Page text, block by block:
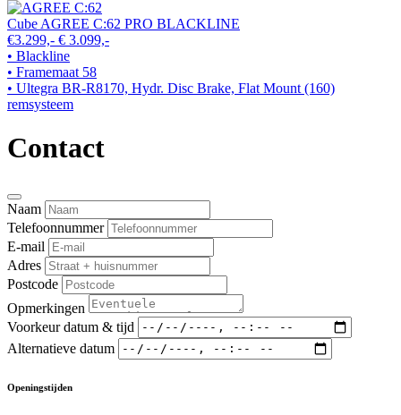
Cube AGREE C:62 PRO BLACKLINE
€3.299,- € 3.099,-
• Blackline
• Framemaat 58
• Ultegra BR-R8170, Hydr. Disc Brake, Flat Mount (160)
remsysteem
Contact
Naam
Telefoonnummer
E-mail
Adres
Postcode
Opmerkingen
Voorkeur datum & tijd
Alternatieve datum
Openingstijden